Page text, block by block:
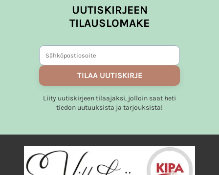
valinnat
useampi
muunnelma.
valinnat
tuotteen
sivulla.
UUTISKIRJEEN
TILAUSLOMAKE
TILAA UUTISKIRJE
Liity uutiskirjeen tilaajaksi, jolloin saat heti
tiedon uutuuksista ja tarjouksista!